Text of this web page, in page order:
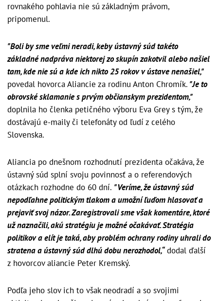
rovnakého pohlavia nie sú základným právom,
pripomenul.
"Boli by sme veľmi neradi, keby ústavný súd takéto
základné nadpráva niektorej zo skupín zakotvil alebo našiel
tam, kde nie sú a kde ich nikto 25 rokov v ústave nenašiel,"
povedal hovorca Aliancie za rodinu Anton Chromík. "Je to
obrovské sklamanie s prvým občianskym prezidentom,"
doplnila ho členka petičného výboru Eva Grey s tým, že
dostávajú e-maily či telefonáty od ľudí z celého
Slovenska.
Aliancia po dnešnom rozhodnutí prezidenta očakáva, že
ústavný súd splní svoju povinnosť a o referendových
otázkach rozhodne do 60 dní. "Veríme, že ústavný súd
nepodľahne politickým tlakom a umožní ľuďom hlasovať a
prejaviť svoj názor. Zaregistrovali sme však komentáre, ktoré
už naznačili, akú stratégiu je možné očakávať. Stratégia
politikov a elít je taká, aby problém ochrany rodiny uhrali do
stratena a ústavný súd dlhú dobu nerozhodol,“dodal ďalší
z hovorcov aliancie Peter Kremský.
Podľa jeho slov ich to však neodradí a so svojimi